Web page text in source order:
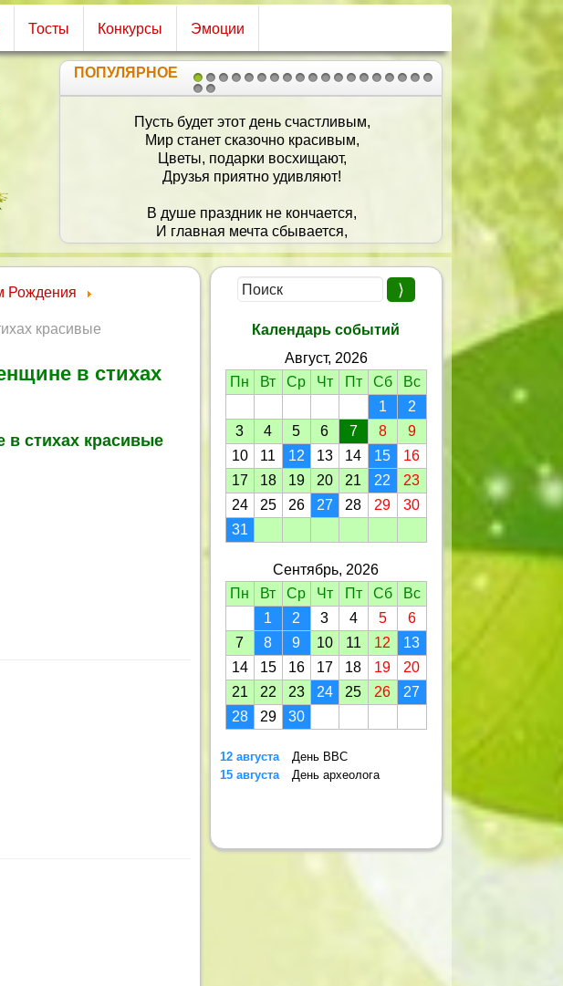
Тосты Конкурсы Эмоции
1 2
2021
ПОПУЛЯРНОЕ
Желаю в День рожденья — веселиться,
Настроением с нами поделиться,
Желаем вкуса к жизни не утратить,
А денег столько — чтоб и не потратить!
Рождения
красивые
в стихах
в стихах красивые
Календарь событий
Август, 2026
Пн
Вт Ср Чт Пт Сб
Вс
1
2
3
4 5 6 7 8
9
10
11 12 13 14 15
16
17
18 19 20 21 22
23
24
25 26 27 28 29
30
31
Сентябрь, 2026
Пн
Вт Ср Чт Пт Сб
Вс
1
2 3 4 5
6
7
8 9 10 11 12
13
14
15 16 17 18 19
20
21
22 23 24 25 26
27
28
29 30
12 августа
День ВВС
15 августа
День археолога